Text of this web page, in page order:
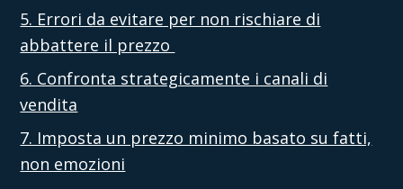
5. Errori da evitare per non rischiare di
abbattere il prezzo
6. Confronta strategicamente i canali di
vendita
7. Imposta un prezzo minimo basato su fatti,
non emozioni